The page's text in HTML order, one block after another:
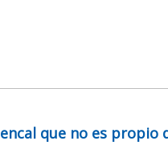
que no es propio